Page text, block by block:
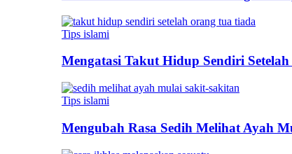
Tips islami
Mengatasi Takut Hidup Sendiri
Tips islami
Mengubah Rasa Sedih Melihat Ayah